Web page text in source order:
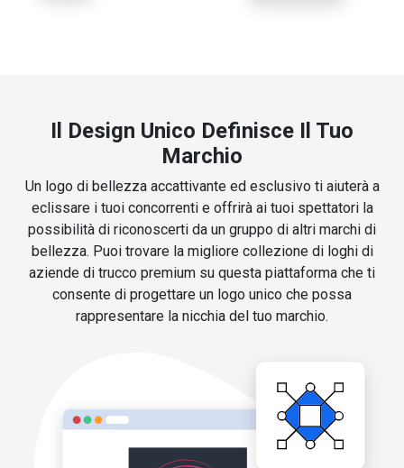
Il Design Unico Definisce Il Tuo
Marchio
Un logo di bellezza accattivante ed esclusivo ti aiuterà a
eclissare i tuoi concorrenti e offrirà ai tuoi spettatori la
possibilità di riconoscerti da un gruppo di altri marchi di
bellezza. Puoi trovare la migliore collezione di loghi di
aziende di trucco premium su questa piattaforma che ti
consente di progettare un logo unico che possa
rappresentare la nicchia del tuo marchio.